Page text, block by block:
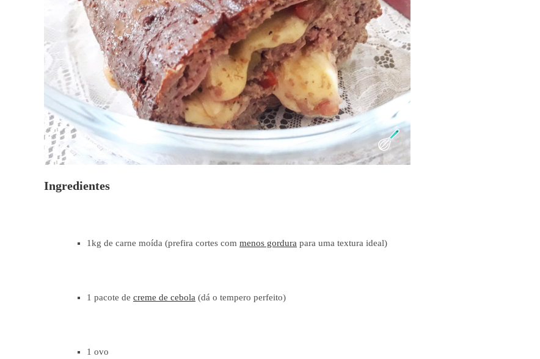
Ingredientes
1kg de carne moída (prefira cortes com menos gordura para uma textura ideal)
1 pacote de creme de cebola (dá o tempero perfeito)
1 ovo